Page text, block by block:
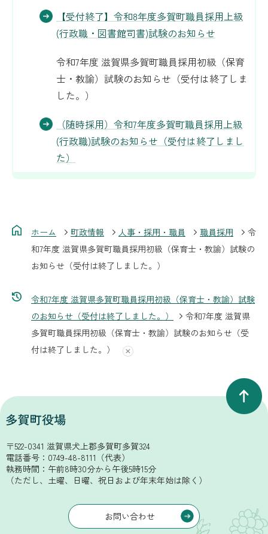
【受付終了】令和8年度多賀町職員採用上級
(行政職・図書館司書)試験のお知らせ
令和7年度 滋賀県多賀町職員採用初級（保育
士・教諭）試験のお知らせ（受付は終了しま
した。）
（随時採用）令和7年度多賀町職員採用上級
(行政職)試験のお知らせ（受付は終了しまし
た）
ホーム 町政情報 人事・採用・職員 職員採用
令
和7年度 滋賀県多賀町職員採用初級（保育士・教諭）試験の
お知らせ（受付は終了しました。）
令和7年度 滋賀県多賀町職員採用初級（保育士・教諭）試験
のお知らせ（受付は終了しました。）
令和7年度 滋賀県
多賀町職員採用初級（保育士・教諭）試験のお知らせ（受
付は終了しました。）
〒522-0341 滋賀県犬上郡多賀町多賀324
電話番号： 0749-48-8111 （代表）
執務時間：午前8時30分から午後5時15分
（ただし、土曜、日曜、祝日および年末年始は除く）
お問い合わせ